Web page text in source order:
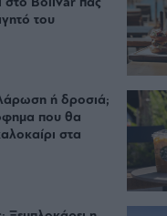
στο Bolivar πας
του
ή δροσιά;
που θα
στα